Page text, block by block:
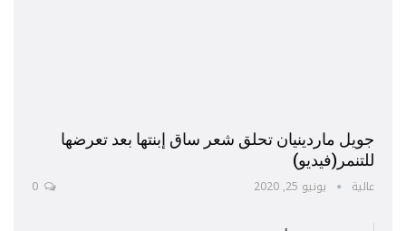
جويل ماردينيان تحلق شعر ساق إبنتها بعد تعرضها
للتنمر(فيديو)
عالية يونيو 25, 2020